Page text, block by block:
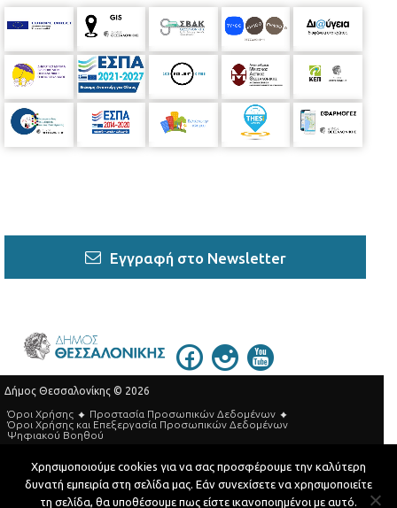
Εγγραφή στο Newsletter
Δήμος Θεσσαλονίκης © 2026
Όροι Χρήσης
Προστασία Προσωπικών Δεδομένων
Όροι Xρήσης και Eπεξεργασία Προσωπικών Δεδομένων
Ψηφιακού Βοηθού
Τηλεφωνικός Κατάλογος
Developed by MyCompany Projects
Χρησιμοποιούμε cookies για να σας προσφέρουμε την καλύτερη
δυνατή εμπειρία στη σελίδα μας. Εάν συνεχίσετε να χρησιμοποιείτε
τη σελίδα, θα υποθέσουμε πως είστε ικανοποιημένοι με αυτό.